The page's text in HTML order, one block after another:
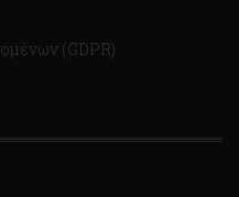
(GDPR)